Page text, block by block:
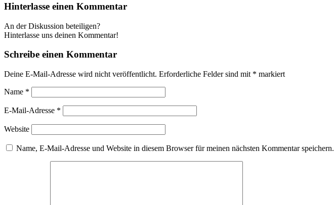
Hinterlasse einen Kommentar
An der Diskussion beteiligen?
Hinterlasse uns deinen Kommentar!
Schreibe einen Kommentar
Deine E-Mail-Adresse wird nicht veröffentlicht. Erforderliche Felder sind mit * markiert
Name *
E-Mail-Adresse *
Website
Name, E-Mail-Adresse und Website in diesem Browser für meinen nächsten Kommentar speichern.